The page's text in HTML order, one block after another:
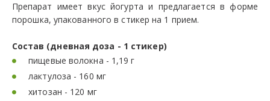
Препарат имеет вкус йогурта и предлагается в форме
порошка, упакованного в стикер на 1 прием.
Состав (дневная доза - 1 стикер)
пищевые волокна - 1,19 г
лактулоза - 160 мг
хитозан - 120 мг